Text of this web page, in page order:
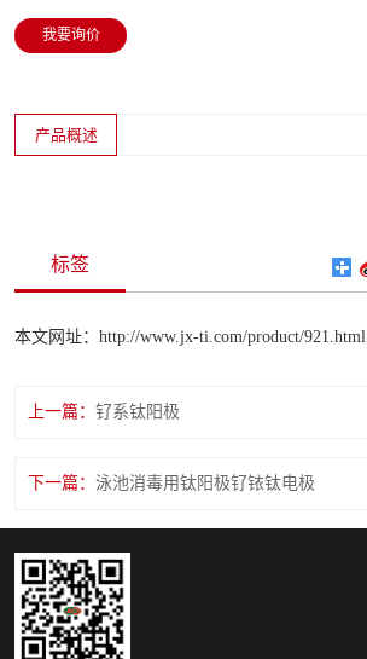
我要询价
产品概述
标签
本文网址：http://www.jx-ti.com/product/921.html
上一篇： 钌系钛阳极
下一篇： 泳池消毒用钛阳极钌铱钛电极